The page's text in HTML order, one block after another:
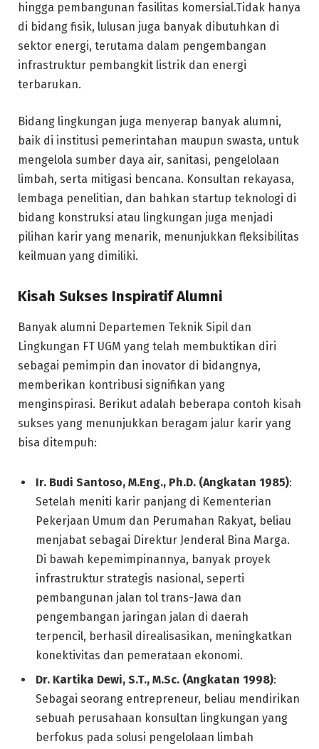
hingga pembangunan fasilitas komersial.Tidak hanya
di bidang fisik, lulusan juga banyak dibutuhkan di
sektor energi, terutama dalam pengembangan
infrastruktur pembangkit listrik dan energi
terbarukan.
Bidang lingkungan juga menyerap banyak alumni,
baik di institusi pemerintahan maupun swasta, untuk
mengelola sumber daya air, sanitasi, pengelolaan
limbah, serta mitigasi bencana. Konsultan rekayasa,
lembaga penelitian, dan bahkan startup teknologi di
bidang konstruksi atau lingkungan juga menjadi
pilihan karir yang menarik, menunjukkan fleksibilitas
keilmuan yang dimiliki.
Kisah Sukses Inspiratif Alumni
Banyak alumni Departemen Teknik Sipil dan
Lingkungan FT UGM yang telah membuktikan diri
sebagai pemimpin dan inovator di bidangnya,
memberikan kontribusi signifikan yang
menginspirasi. Berikut adalah beberapa contoh kisah
sukses yang menunjukkan beragam jalur karir yang
bisa ditempuh:
Ir. Budi Santoso, M.Eng., Ph.D. (Angkatan 1985):
Setelah meniti karir panjang di Kementerian
Pekerjaan Umum dan Perumahan Rakyat, beliau
menjabat sebagai Direktur Jenderal Bina Marga.
Di bawah kepemimpinannya, banyak proyek
infrastruktur strategis nasional, seperti
pembangunan jalan tol trans-Jawa dan
pengembangan jaringan jalan di daerah
terpencil, berhasil direalisasikan, meningkatkan
konektivitas dan pemerataan ekonomi.
Dr. Kartika Dewi, S.T., M.Sc. (Angkatan 1998):
Sebagai seorang entrepreneur, beliau mendirikan
sebuah perusahaan konsultan lingkungan yang
berfokus pada solusi pengelolaan limbah